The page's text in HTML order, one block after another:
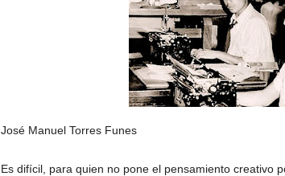
José Manuel Torres Funes
Es difícil, para quien no pone el pensamiento creativo